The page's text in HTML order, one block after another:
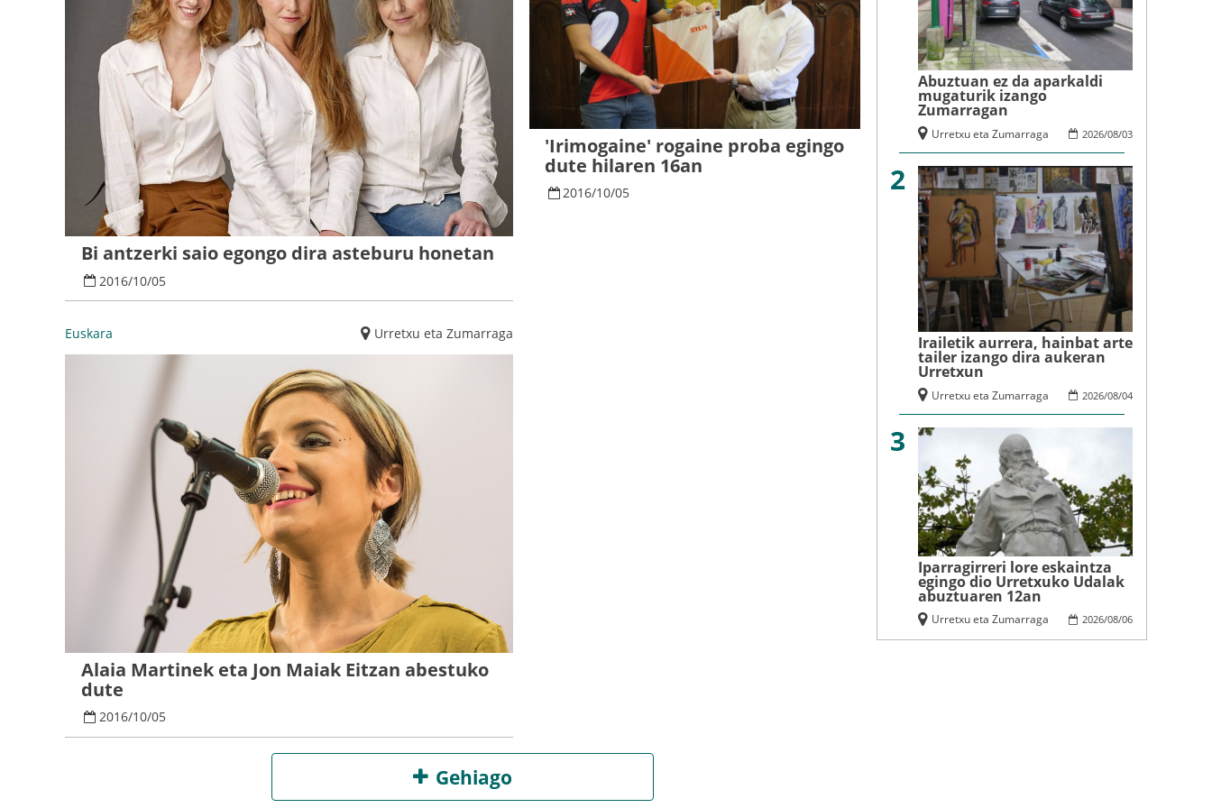
Bi antzerki saio egongo dira asteburu honetan
2016/10/05
Euskara Urretxu eta Zumarraga
Alaia Martinek eta Jon Maiak Eitzan abestuko
dute
2016/10/05
'Irimogaine' rogaine proba egingo
dute hilaren 16an
2016/10/05
Gehiago
Abuztuan ez da aparkaldi
mugaturik izango
Zumarragan
2026/08/03
Urretxu eta Zumarraga
2
Irailetik aurrera, hainbat arte
tailer izango dira aukeran
Urretxun
2026/08/04
Urretxu eta Zumarraga
3
Iparragirreri lore eskaintza
egingo dio Urretxuko Udalak
abuztuaren 12an
2026/08/06
Urretxu eta Zumarraga